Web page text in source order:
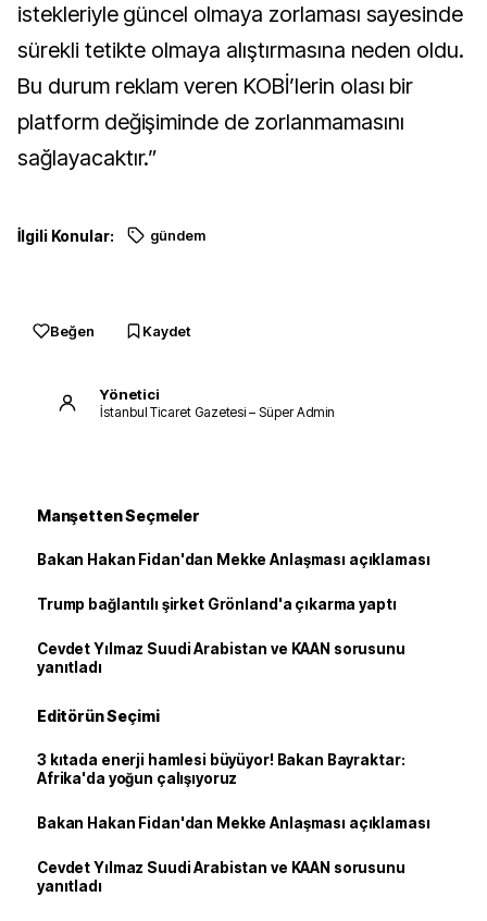
istekleriyle güncel olmaya zorlaması sayesinde
sürekli tetikte olmaya alıştırmasına neden oldu.
Bu durum reklam veren KOBİ’lerin olası bir
platform değişiminde de zorlanmamasını
sağlayacaktır.”
İlgili Konular: gündem
Beğen Kaydet
Yönetici
İstanbul Ticaret Gazetesi – Süper Admin
Manşetten Seçmeler
Bakan Hakan Fidan'dan Mekke Anlaşması açıklaması
Trump bağlantılı şirket Grönland'a çıkarma yaptı
Cevdet Yılmaz Suudi Arabistan ve KAAN sorusunu
yanıtladı
Editörün Seçimi
3 kıtada enerji hamlesi büyüyor! Bakan Bayraktar:
Afrika'da yoğun çalışıyoruz
Bakan Hakan Fidan'dan Mekke Anlaşması açıklaması
Cevdet Yılmaz Suudi Arabistan ve KAAN sorusunu
yanıtladı